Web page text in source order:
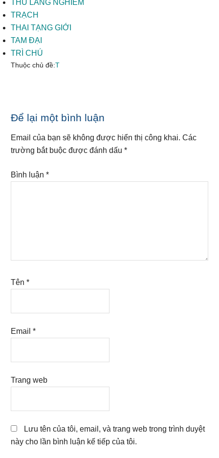
THỦ LĂNG NGHIÊM
TRẠCH
THAI TẠNG GIỚI
TAM ĐẠI
TRÌ CHÚ
Thuộc chủ đề:T
Reader
Interactions
Để lại một bình luận
Email của bạn sẽ không được hiển thị công khai. Các
trường bắt buộc được đánh dấu*
Bình luận*
Tên*
Email*
Trang web
Lưu tên của tôi, email, và trang web trong trình duyệt
này cho lần bình luận kế tiếp của tôi.